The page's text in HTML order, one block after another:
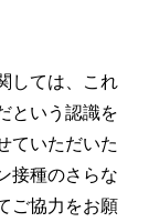
しては、これ
という認識を
ていただいた
接種のさらな
ご協力をお願